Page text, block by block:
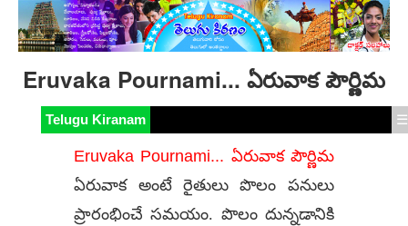
Eruvaka Pournami... ఏరువాక పౌర్ణిమ
Telugu Kiranam ☰
Eruvaka Pournami... ఏరువాక పౌర్ణిమ
ఏరువాక అంటే రైతులు పొలం పనులు
ప్రారంభించే సమయం. పొలం దున్నడానికి